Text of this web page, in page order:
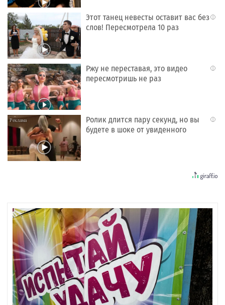
i
Этот танец невесты оставит вас без
слов! Пересмотрела 10 раз
i
Ржу не переставая, это видео
пересмотришь не раз
i
Ролик длится пару секунд, но вы
будете в шоке от увиденного